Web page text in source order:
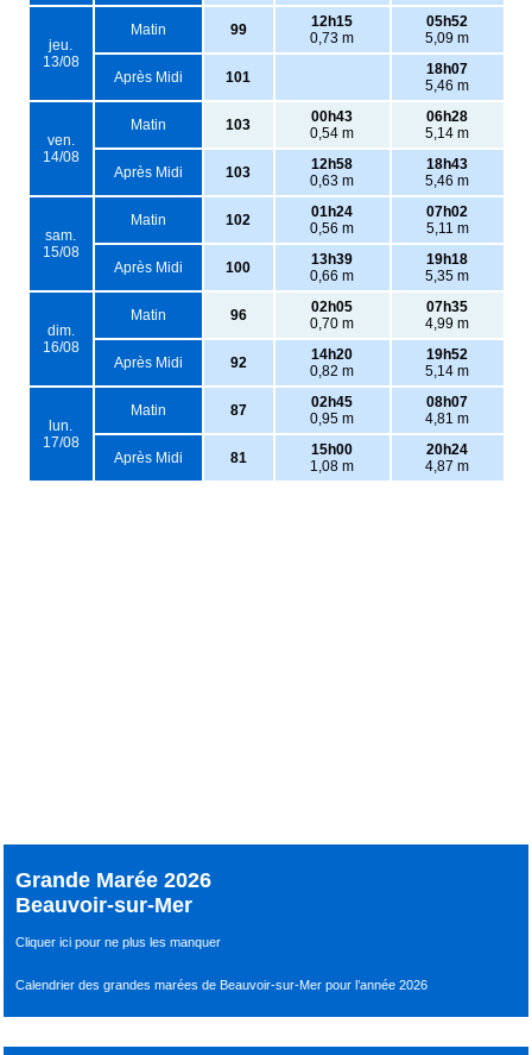
jeu.
13/08
Matin 99
12h15
0,73 m
05h52
5,09 m
Après Midi 101
18h07
5,46 m
ven.
14/08
Matin 103
00h43
0,54 m
06h28
5,14 m
Après Midi 103
12h58
0,63 m
18h43
5,46 m
sam.
15/08
Matin 102
01h24
0,56 m
07h02
5,11 m
Après Midi 100
13h39
0,66 m
19h18
5,35 m
dim.
16/08
Matin 96
02h05
0,70 m
07h35
4,99 m
Après Midi 92
14h20
0,82 m
19h52
5,14 m
lun.
17/08
Matin 87
02h45
0,95 m
08h07
4,81 m
Après Midi 81
15h00
1,08 m
20h24
4,87 m
Grande Marée 2026
Beauvoir-sur-Mer
Cliquer ici pour ne plus les manquer
Calendrier des grandes marées de Beauvoir-sur-Mer pour l’année 2026